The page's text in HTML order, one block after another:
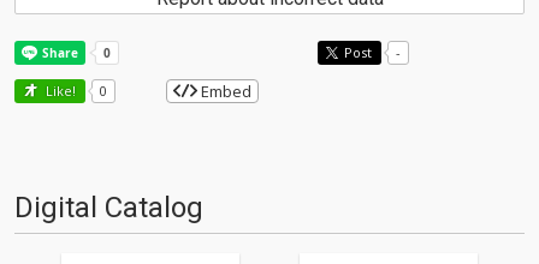
Post -
Like! 0 Embed
Digital Catalog